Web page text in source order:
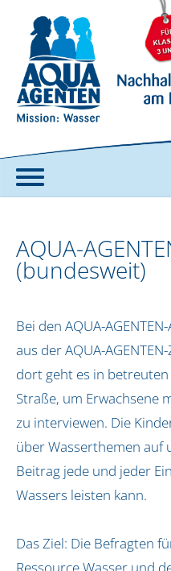
Angebote
AQUA-AGENTEN-
Anmeldung zur
Digitale Aufträge
Aktionstage
AQUA-AGENTEN-
Erlebnistage in
Rallye in Hamburg
Bildungskonzept
Pädagogisches
Auszeichnungen
AQUA-
(bundesweit)
Bei den AQUA-
aus der AQUA-
dort geht es in
Straße, um Erwachsene
zu interviewen. Die
über Wasserthemen auf
Beitrag jede und jeder
Wassers leisten kann.
Das Ziel: Die Befragten
Ressource Wasser und